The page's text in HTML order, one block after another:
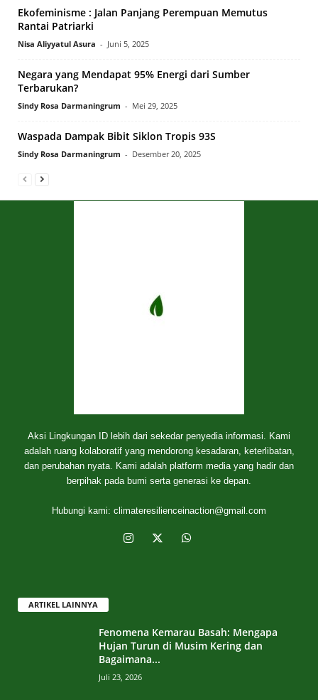
Ekofeminisme : Jalan Panjang Perempuan Memutus
Rantai Patriarki
Nisa Aliyyatul Asura - Juni 5, 2025
Negara yang Mendapat 95% Energi dari Sumber
Terbarukan?
Sindy Rosa Darmaningrum - Mei 29, 2025
Waspada Dampak Bibit Siklon Tropis 93S
Sindy Rosa Darmaningrum - Desember 20, 2025
Aksi Lingkungan ID lebih dari sekedar penyedia informasi. Kami
adalah ruang kolaboratif yang mendorong kesadaran, keterlibatan,
dan perubahan nyata. Kami adalah platform media yang hadir dan
berpihak pada bumi serta generasi ke depan.
Hubungi kami: climateresilienceinaction@gmail.com
ARTIKEL LAINNYA
Fenomena Kemarau Basah: Mengapa
Hujan Turun di Musim Kering dan
Bagaimana...
Juli 23, 2026